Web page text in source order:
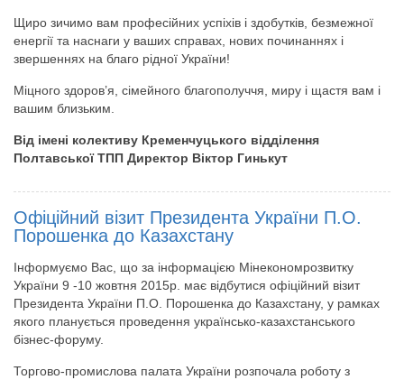
Щиро зичимо вам професійних успіхів і здобутків, безмежної
енергії та наснаги у ваших справах, нових починаннях і
звершеннях на благо рідної України!
Міцного здоров’я, сімейного благополуччя, миру і щастя вам і
вашим близьким.
Від імені колективу Кременчуцького відділення
Полтавської ТПП Директор Віктор Гинькут
Офіційний візит Президента України П.О.
Порошенка до Казахстану
Інформуємо Вас, що за інформацією Мiнекономрозвитку
України 9 -10 жовтня 2015р. має відбутися офіційний візит
Президента України П.О. Порошенка до Казахстану, у рамках
якого планується проведення українсько-казахстанського
бізнес-форуму.
Торгово-промислова палата України розпочала роботу з